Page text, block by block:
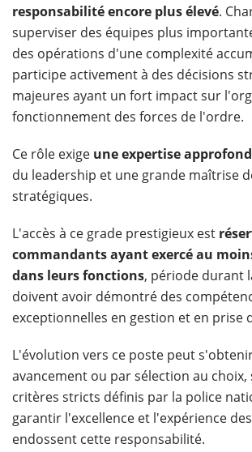
responsabilité encore plus élevé.
superviser des équipes plus
des opérations d'une complexité
participe activement à des décisions
majeures ayant un fort impact sur
fonctionnement des forces de l'ordre.
Ce rôle exige une expertise
du leadership et une grande maîtrise
stratégiques.
L'accès à ce grade prestigieux est
commandants ayant exercé au
dans leurs fonctions, période durant
doivent avoir démontré des
exceptionnelles en gestion et en prise
L'évolution vers ce poste peut
avancement ou par sélection au choix,
critères stricts définis par la police
garantir l'excellence et l'expérience
endossent cette responsabilité.